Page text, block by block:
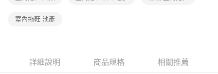
室內拖鞋 池彥
詳細說明 商品規格 相關推薦